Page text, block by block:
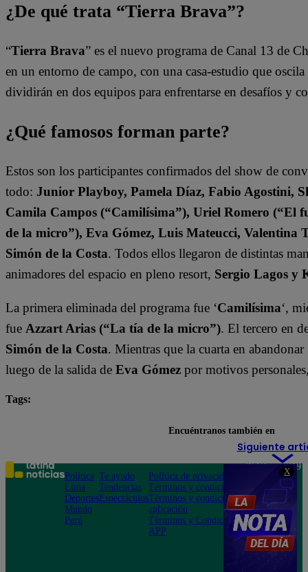
X
¿De qué trata “Tierra Brava”?
“Tierra Brava” es el nuevo programa de Canal 13 de
en un entorno de campo, con una casa-estudio que
dividirán en dos equipos para enfrentarse en desafíos y
¿Qué famosos forman parte?
Estos son los participantes confirmados del show de
todo: Junior Playboy, Pamela Díaz, Fabio Agostini,
Camila Campos (“Camilísima”), Uriel Romero (“El
de la micro”), Eva Gómez, Luis Mateucci, Valentina
Simón de la Costa. Todos ellos llegaron de distintas
animadores del espacio en pleno resort, Sergio Lagos y
La primera eliminada del programa fue ‘Camilísima‘,
fue Azzart Arias (“La tía de la micro”). El tercero en
Simón de la Costa. Mientras que la cuarta en abandonar
luego de la salida de Eva Gómez por motivos
Tags:
Siguiente
Encuéntranos también en
Política
Lima
Deportes
Mundo
Perú
Te ayudo
Tendencias
Espectáculos
Política de privacidad
Términos y condiciones
Términos y condiciones
aplicación
Términos y Condiciones
APP
Teléfono: 219
Av. San
Felipe 968
Jesús María